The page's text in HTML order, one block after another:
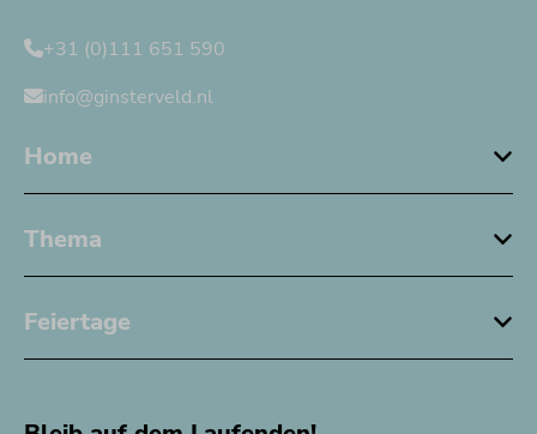
+31 (0)111 651 590
info@ginsterveld.nl
Home
Thema
Feiertage